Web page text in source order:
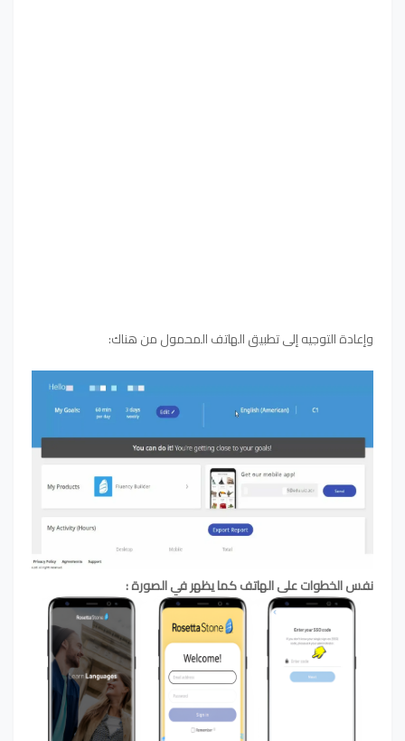
وإعادة التوجيه إلى تطبيق الهاتف المحمول من هناك:
نفس الخطوات على الهاتف كما يظهر في الصورة :